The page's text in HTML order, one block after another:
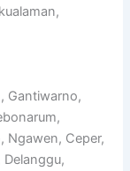
Gantiwarno,
Ngawen, Ceper,